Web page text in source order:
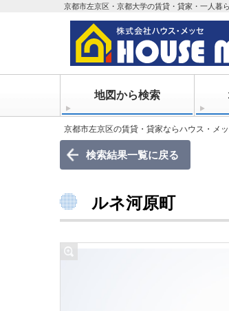
京都市左京区・京都大学の賃貸・貸家・一人暮
地図から検索
京都市左京区の賃貸・貸家ならハウス・メ
検索結果一覧に戻る
ルネ河原町